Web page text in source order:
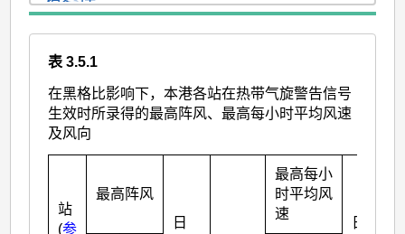
表 3.5.1
在黑格比影响下，本港各站在热带气旋警告信号
生效时所录得的最高阵风、最高每小时平均风速
及风向
站
(参
最高阵风
日
最高每小
时平均风
速
日